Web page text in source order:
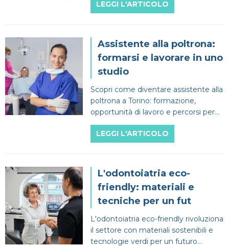
LEGGI L'ARTICOLO
Assistente alla poltrona:
formarsi e lavorare in uno
studio
Scopri come diventare assistente alla
poltrona a Torino: formazione,
opportunità di lavoro e percorsi per
realizzarti professionalmente.
LEGGI L'ARTICOLO
L'odontoiatria eco-
friendly: materiali e
tecniche per un fut
L'odontoiatria eco-friendly rivoluziona
il settore con materiali sostenibili e
tecnologie verdi per un futuro